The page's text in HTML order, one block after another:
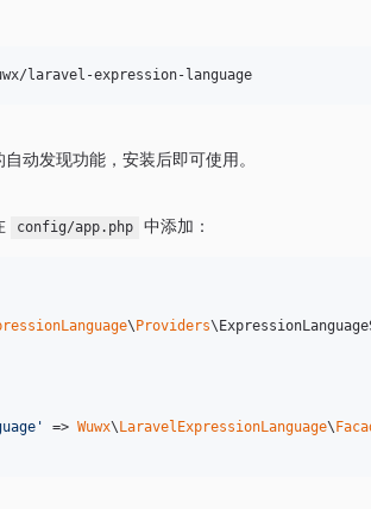
laravel-expression-language
动发现功能，安装后即可使用。
config/app.php 中添加：
\ Providers
' => Wuwx\ LaravelExpressionLanguage\